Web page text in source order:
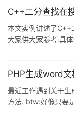
<iostream> using
C++二分查找在
本文实例讲述了C++
大家供大家参考.具
1; } else if (arra
PHP生成word
最近工作遇到关于
方法. btw:好像只要